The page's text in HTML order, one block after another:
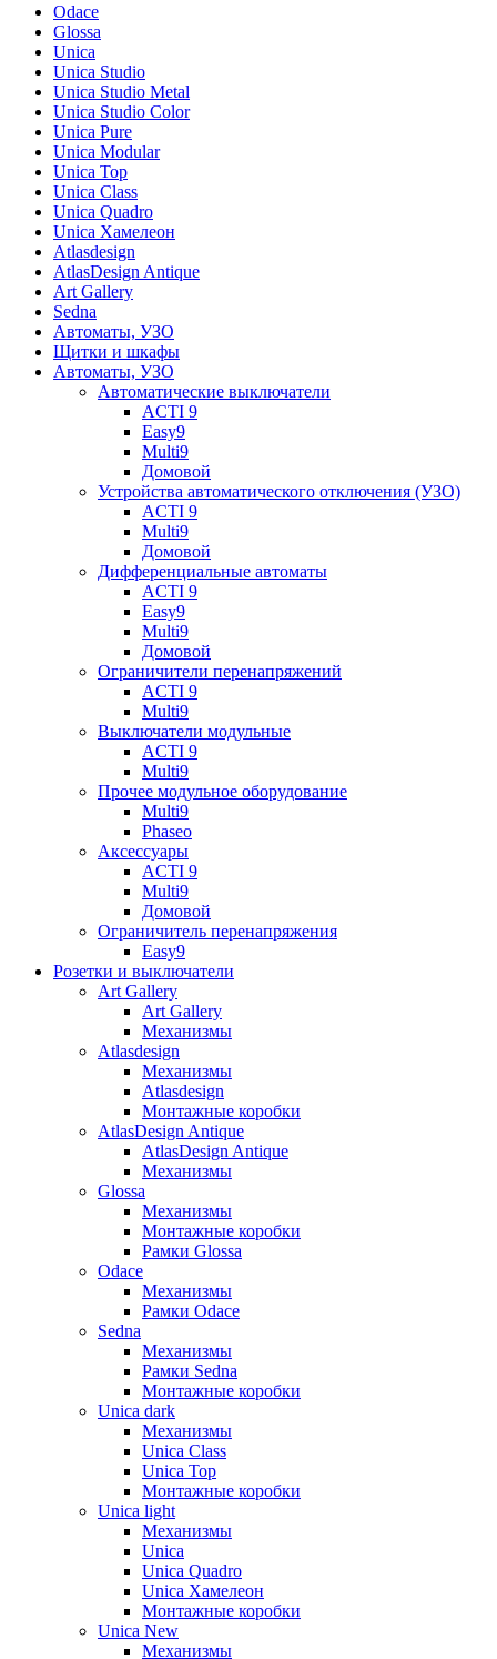
Odace
Glossa
Unica
Unica Studio
Unica Studio Metal
Unica Studio Color
Unica Pure
Unica Modular
Unica Top
Unica Class
Unica Quadro
Unica Хамелеон
Atlasdesign
AtlasDesign Antique
Art Gallery
Sedna
Автоматы, УЗО
Щитки и шкафы
Автоматы, УЗО
Автоматические выключатели
ACTI 9
Easy9
Multi9
Домовой
Устройства автоматического отключения (УЗО)
ACTI 9
Multi9
Домовой
Дифференциальные автоматы
ACTI 9
Easy9
Multi9
Домовой
Ограничители перенапряжений
ACTI 9
Multi9
Выключатели модульные
ACTI 9
Multi9
Прочее модульное оборудование
Multi9
Phaseo
Аксессуары
ACTI 9
Multi9
Домовой
Ограничитель перенапряжения
Easy9
Розетки и выключатели
Art Gallery
Art Gallery
Механизмы
Atlasdesign
Механизмы
Atlasdesign
Монтажные коробки
AtlasDesign Antique
AtlasDesign Antique
Механизмы
Glossa
Механизмы
Монтажные коробки
Рамки Glossa
Odace
Механизмы
Рамки Odace
Sedna
Механизмы
Рамки Sedna
Монтажные коробки
Unica dark
Механизмы
Unica Class
Unica Top
Монтажные коробки
Unica light
Механизмы
Unica
Unica Quadro
Unica Хамелеон
Монтажные коробки
Unica New
Механизмы